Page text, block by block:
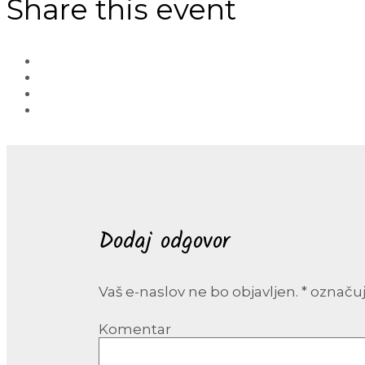
Share this event
Dodaj odgovor
Vaš e-naslov ne bo objavljen. *
Komentar